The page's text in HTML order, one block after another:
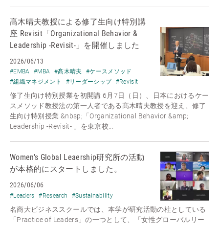
髙木晴夫教授による修了生向け特別講
座 Revisit「Organizational Behavior &
Leadership -Revisit-」を開催しました
2026/06/13
#EMBA #MBA #髙木晴夫
#ケースメソッド
#組織マネジメント
#リーダーシップ #Revisit
修了生向け特別授業を初開講 6月7日（日）、日本におけるケー
スメソッド教授法の第一人者である髙木晴夫教授を迎え、修了
生向け特別授業 &nbsp;「Organizational Behavior &amp;
Leadership -Revisit- 」を東京校...
Women's Global Leaership研究所の活動
が本格的にスタートしました。
2026/06/06
#Leaders #Research #Sustainability
名商大ビジネススクールでは、本学が研究活動の柱としている
「Practice of Leaders」の一つとして、「女性グローバルリー